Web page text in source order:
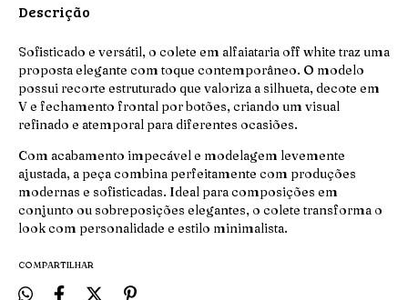
Descrição
Sofisticado e versátil, o colete em alfaiataria off white traz uma
proposta elegante com toque contemporâneo. O modelo
possui recorte estruturado que valoriza a silhueta, decote em
V e fechamento frontal por botões, criando um visual
refinado e atemporal para diferentes ocasiões.
Com acabamento impecável e modelagem levemente
ajustada, a peça combina perfeitamente com produções
modernas e sofisticadas. Ideal para composições em
conjunto ou sobreposições elegantes, o colete transforma o
look com personalidade e estilo minimalista.
COMPARTILHAR